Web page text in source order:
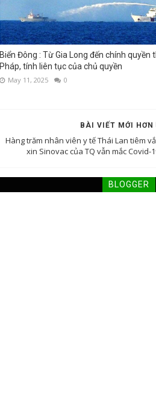
Biển Đông : Từ Gia Long đến chính quyền
Pháp, tính liên tục của chủ quyền
May 11, 2025 0
BÀI VIẾT MỚI HƠN
Hàng trăm nhân viên y tế Thái Lan tiêm
xin Sinovac của TQ vẫn mắc Covid-
BLOGGER